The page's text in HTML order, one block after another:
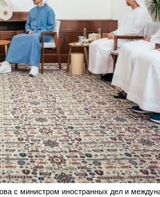
с министром иностранных дел и